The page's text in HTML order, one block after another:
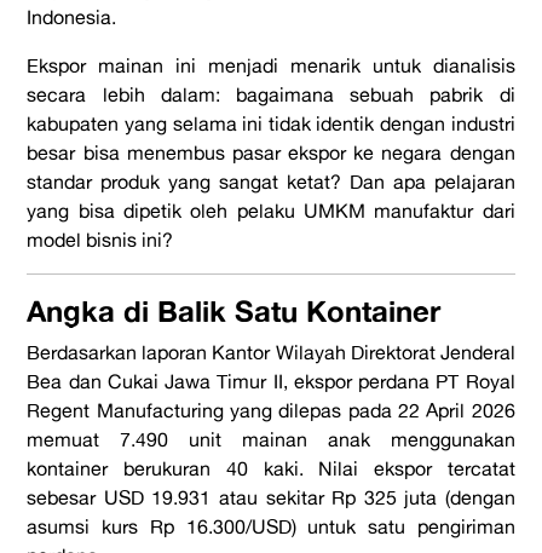
Indonesia.
Ekspor mainan ini menjadi menarik untuk dianalisis
secara lebih dalam: bagaimana sebuah pabrik di
kabupaten yang selama ini tidak identik dengan industri
besar bisa menembus pasar ekspor ke negara dengan
standar produk yang sangat ketat? Dan apa pelajaran
yang bisa dipetik oleh pelaku UMKM manufaktur dari
model bisnis ini?
Angka di Balik Satu Kontainer
Berdasarkan laporan Kantor Wilayah Direktorat Jenderal
Bea dan Cukai Jawa Timur II, ekspor perdana PT Royal
Regent Manufacturing yang dilepas pada 22 April 2026
memuat 7.490 unit mainan anak menggunakan
kontainer berukuran 40 kaki. Nilai ekspor tercatat
sebesar USD 19.931 atau sekitar Rp 325 juta (dengan
asumsi kurs Rp 16.300/USD) untuk satu pengiriman